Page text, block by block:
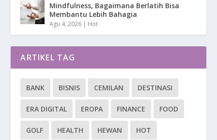
Mindfulness, Bagaimana Berlatih Bisa
Membantu Lebih Bahagia
Agu 4, 2026 | Hot
ARTIKEL TAG
BANK BISNIS CEMILAN DESTINASI
ERA DIGITAL EROPA FINANCE FOOD
GOLF HEALTH HEWAN HOT